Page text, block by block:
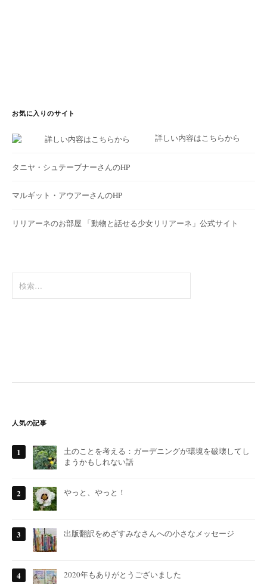
お気に入りのサイト
詳しい内容はこちらから
タニヤ・シュテーブナーさんのHP
マルギット・アウアーさんのHP
リリアーネのお部屋 「動物と話せる少女リリアーネ」公式サイト
索:
人気の記事
土のことを考える：ガーデニングが環境を破壊してし
まうかもしれない話
やっと、やっと！
出版翻訳をめざすみなさんへの小さなメッセージ
2020年もありがとうございました